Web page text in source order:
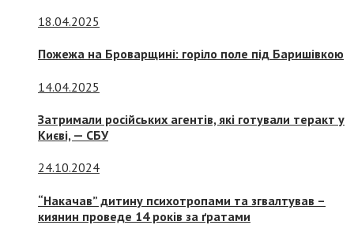
18.04.2025
Пожежа на Броварщині: горіло поле під Баришівкою
14.04.2025
Затримали російських агентів, які готували теракт у
Києві, — СБУ
24.10.2024
“Накачав” дитину психотропами та згвалтував –
киянин проведе 14 років за ґратами